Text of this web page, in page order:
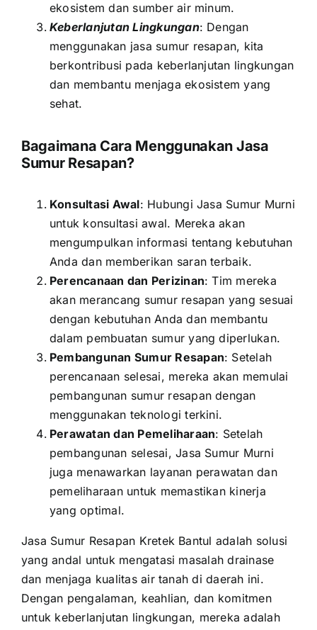
ekosistem dan sumber air minum.
Keberlanjutan Lingkungan: Dengan
menggunakan jasa sumur resapan, kita
berkontribusi pada keberlanjutan lingkungan
dan membantu menjaga ekosistem yang
sehat.
Bagaimana Cara Menggunakan Jasa
Sumur Resapan?
Konsultasi Awal: Hubungi Jasa Sumur Murni
untuk konsultasi awal. Mereka akan
mengumpulkan informasi tentang kebutuhan
Anda dan memberikan saran terbaik.
Perencanaan dan Perizinan: Tim mereka
akan merancang sumur resapan yang sesuai
dengan kebutuhan Anda dan membantu
dalam pembuatan sumur yang diperlukan.
Pembangunan Sumur Resapan: Setelah
perencanaan selesai, mereka akan memulai
pembangunan sumur resapan dengan
menggunakan teknologi terkini.
Perawatan dan Pemeliharaan: Setelah
pembangunan selesai, Jasa Sumur Murni
juga menawarkan layanan perawatan dan
pemeliharaan untuk memastikan kinerja
yang optimal.
Jasa Sumur Resapan Kretek Bantul adalah solusi
yang andal untuk mengatasi masalah drainase
dan menjaga kualitas air tanah di daerah ini.
Dengan pengalaman, keahlian, dan komitmen
untuk keberlanjutan lingkungan, mereka adalah